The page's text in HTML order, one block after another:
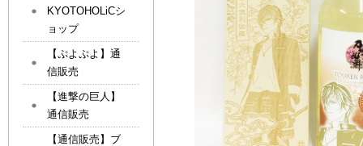
KYOTOHOLiCシ
ョップ
【ぷよぷよ】通
信販売
【進撃の巨人】
通信販売
【通信販売】ブ